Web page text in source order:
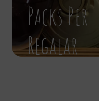
Packs Per
Regalar